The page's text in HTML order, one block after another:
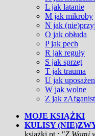
L jak latanie
M jak mikroby
N jak
O jak obłuda
P jak pech
R jak reguły
S jak sprzęt
T jak trauma
U jak
W jak wolne
Z jak
MOJE KSIĄŻKI
KULISY
książki pt.: "Z Wami